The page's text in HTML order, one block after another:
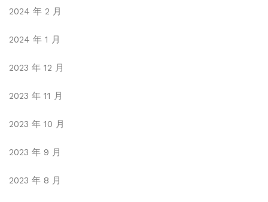
2024 年 2 月
2024 年 1 月
2023 年 12 月
2023 年 11 月
2023 年 10 月
2023 年 9 月
2023 年 8 月